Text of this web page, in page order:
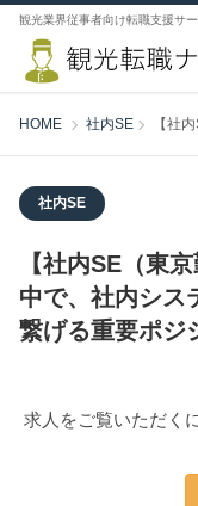
観光業界従事者向け転職支援サー
HOME 社内SE
社内SE
【社内SE（東
中で、社内シス
繋げる重要ポジ
求人をご覧いただく